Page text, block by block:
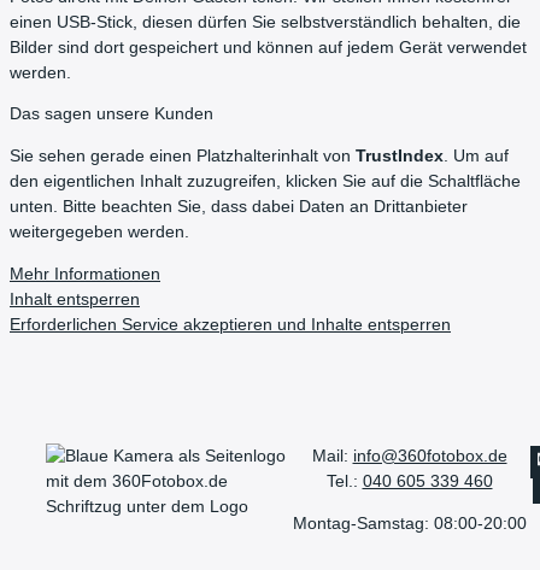
einen USB-Stick, diesen dürfen Sie selbstverständlich behalten, die
Bilder sind dort gespeichert und können auf jedem Gerät verwendet
werden.
Das sagen unsere Kunden
Sie sehen gerade einen Platzhalterinhalt von TrustIndex . Um auf
den eigentlichen Inhalt zuzugreifen, klicken Sie auf die Schaltfläche
unten. Bitte beachten Sie, dass dabei Daten an Drittanbieter
weitergegeben werden.
Mehr Informationen
Inhalt entsperren
Erforderlichen Service akzeptieren und Inhalte entsperren
Mail: info@360fotobox.de
Tel.: 040 605 339 460
Montag-Samstag: 08:00-20:00